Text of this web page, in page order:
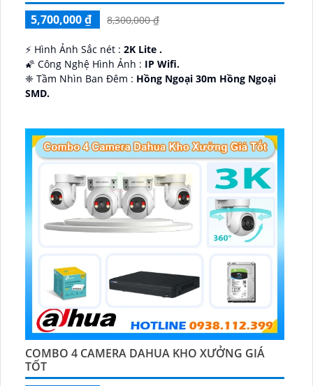
5,700,000 ₫
8,300,000 ₫
️⚡ Hình Ảnh Sắc nét : 2K Lite .
🌠 Công Nghệ Hình Ảnh : IP Wifi.
❈ Tầm Nhìn Ban Đêm : Hồng Ngoại 30m Hồng Ngoại
SMD.
COMBO 4 CAMERA DAHUA KHO XƯỞNG GIÁ
TỐT